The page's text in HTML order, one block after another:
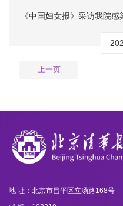
《中国妇女报》采访我院
上一页
地 址：北京市昌平区立汤路168号